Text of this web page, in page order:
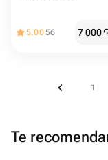
5.0056 7 000
1
Te